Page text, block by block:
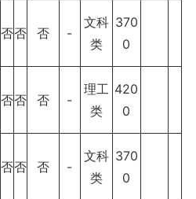
否否 否 -
文科
类
370
0
否否 否 -
理工
类
420
0
否否 否 -
文科
类
370
0